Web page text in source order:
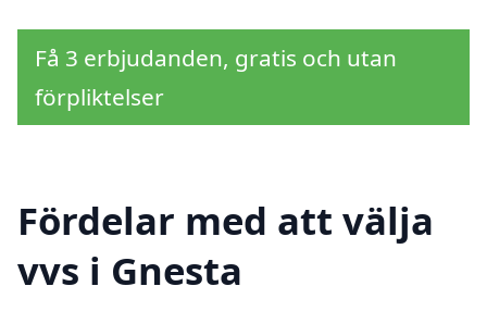
Få 3 erbjudanden, gratis och utan
förpliktelser
Fördelar med att välja
vvs i Gnesta